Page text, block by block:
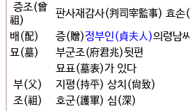
증조(曾
祖)
판사재감사(判司宰監事) 효손
배(配)
증(贈)정부인(貞夫人)의령남
묘(墓)
부군조(府君兆)뒷편
묘표(墓表)가 있다
부(父)
지평(持平) 상치(尙致)
조(祖)
호군(護軍) 심(深)